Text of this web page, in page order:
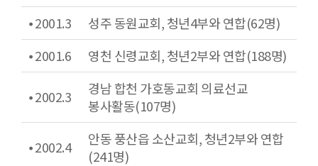
⦁ 2001.3
성주 동원교회, 청년4부와 연합(62명)
⦁ 2001.6
영천 신령교회, 청년2부와 연합(188명)
⦁ 2002.3
경남 합천 가호동교회 의료선교
봉사활동(107명)
⦁ 2002.4
안동 풍산읍 소산교회, 청년2부와 연합
(241명)